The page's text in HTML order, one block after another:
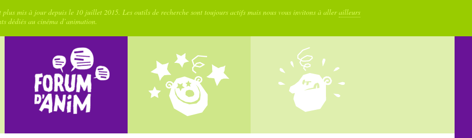
plus mis à jour depuis le 10 juillet 2015. Les outils de recherche sont toujours actifs mais nous vous invitons à allerailleurs
dédiés au cinéma d’animation.